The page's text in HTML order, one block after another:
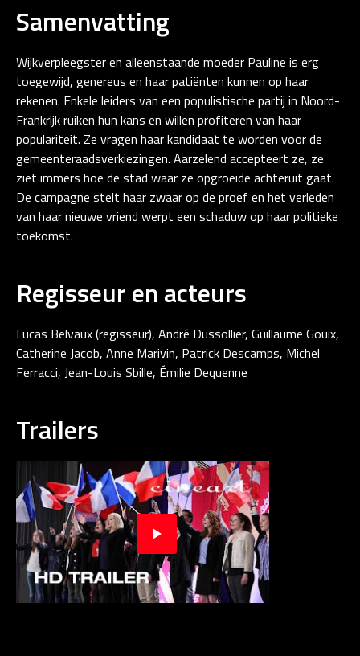
Samenvatting
Wijkverpleegster en alleenstaande moeder Pauline is erg
toegewijd, genereus en haar patiënten kunnen op haar
rekenen. Enkele leiders van een populistische partij in Noord-
Frankrijk ruiken hun kans en willen profiteren van haar
populariteit. Ze vragen haar kandidaat te worden voor de
gemeenteraadsverkiezingen. Aarzelend accepteert ze, ze
ziet immers hoe de stad waar ze opgroeide achteruit gaat.
De campagne stelt haar zwaar op de proef en het verleden
van haar nieuwe vriend werpt een schaduw op haar politieke
toekomst.
Regisseur en acteurs
Lucas Belvaux (regisseur), André Dussollier, Guillaume Gouix,
Catherine Jacob, Anne Marivin, Patrick Descamps, Michel
Ferracci, Jean-Louis Sbille, Émilie Dequenne
Trailers